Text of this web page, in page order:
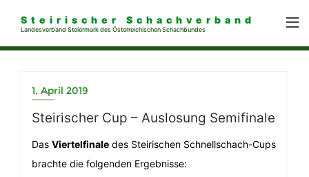
Steirischer Schachverband
Landesverband Steiermark des Österreichischen Schachbundes
1. April 2019
Steirischer Cup – Auslosung Semifinale
Das Viertelfinale des Steirischen Schnellschach-Cups
brachte die folgenden Ergebnisse: